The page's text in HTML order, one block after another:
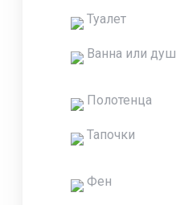
Туалет
Ванна или душ
Полотенца
Тапочки
Фен